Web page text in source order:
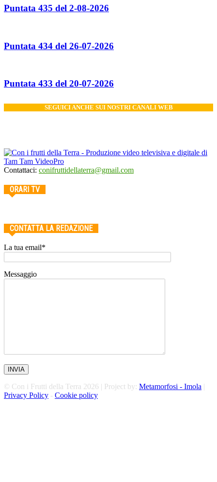
Puntata 435 del 2-08-2026
Puntata 434 del 26-07-2026
Puntata 433 del 20-07-2026
SEGUICI ANCHE SUI NOSTRI CANALI WEB
Contattaci: conifruttidellaterra@gmail.com
ORARI TV
CONTATTA LA REDAZIONE
La tua email*
Messaggio
© Con i Frutti della Terra 2026 | Project by: Metamorfosi - Imola |
Privacy Policy - Cookie policy